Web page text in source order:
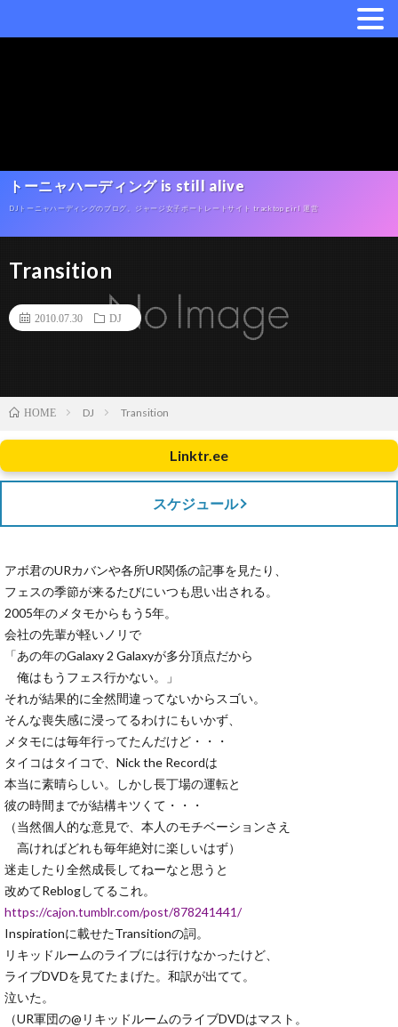
トーニャハーディング is still alive
DJトーニャハーディングのブログ。ジャージ女子ポートレートサイト tracktop girl 運営
Transition
2010.07.30 DJ
HOME DJ Transition
Linktr.ee
スケジュール
アボ君のURカバンや各所UR関係の記事を見たり、
フェスの季節が来るたびにいつも思い出される。
2005年のメタモからもう5年。
会社の先輩が軽いノリで
「あの年のGalaxy 2 Galaxyが多分頂点だから
俺はもうフェス行かない。」
それが結果的に全然間違ってないからスゴい。
そんな喪失感に浸ってるわけにもいかず、
メタモには毎年行ってたんだけど・・・
タイコはタイコで、Nick the Recordは
本当に素晴らしい。しかし長丁場の運転と
彼の時間までが結構キツくて・・・
（当然個人的な意見で、本人のモチベーションさえ
高ければどれも毎年絶対に楽しいはず）
迷走したり全然成長してねーなと思うと
改めてReblogしてるこれ。
https://cajon.tumblr.com/post/878241441/
Inspirationに載せたTransitionの詞。
リキッドルームのライブには行けなかったけど、
ライブDVDを見てたまげた。和訳が出てて。
泣いた。
（UR軍団の@リキッドルームのライブDVDはマスト。